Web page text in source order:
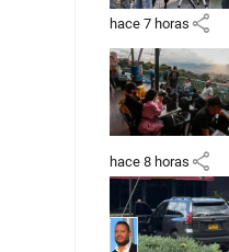
hace 7 horas share
hace 8 horas share